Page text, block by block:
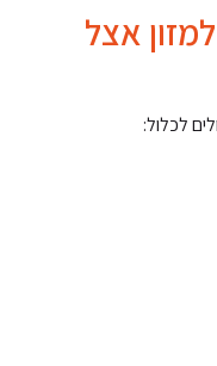
אצל
לכלול: